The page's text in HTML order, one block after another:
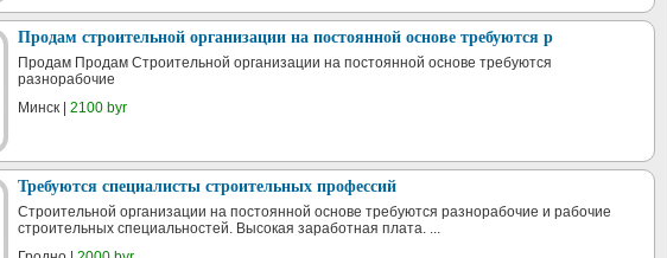
Продам строительной организации на постоянной основе требуются р
Продам Продам Строительной организации на постоянной основе требуются
разнорабочие
Минск | 2100 byr
Требуются специалисты строительных профессий
Строительной организации на постоянной основе требуются разнорабочие и рабочие
строительных специальностей. Высокая заработная плата. ...